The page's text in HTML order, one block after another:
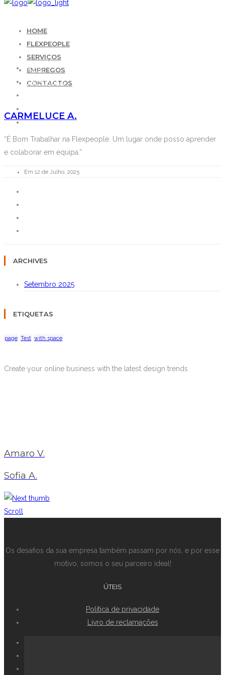
HOME
FLEXPEOPLE
SERVIÇOS
EMPREGOS
CONTACTOS
HOME
FLEXPEOPLE
CARMELUCE A.
“É Bom Trabalhar na Flexpeople. Um lugar onde posso aprender
e colaborar em equipa.”
Em 12 de Julho, 2025
ARCHIVES
Setembro 2025
ETIQUETAS
page Test with space
Create your online business with the latest design trends
Amaro V.
Sofia A.
Scroll
Os desafios da sua empresa também passam por nós, e por esse
motivo, somos o seu parceiro ideal!
ÚTEIS
Política de privacidade
Livro de reclamações